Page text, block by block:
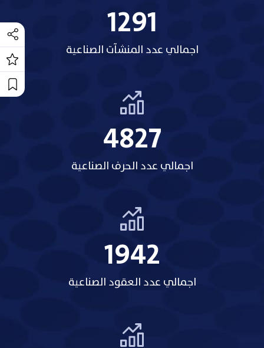
1318
اجمالي عدد المنشآت الصناعية
5209
اجمالي عدد الحرف الصناعية
2158
اجمالي عدد العقود الصناعية